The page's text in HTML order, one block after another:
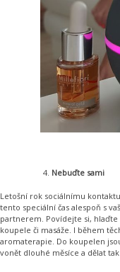
Nebuďte sami
Letošní rok sociálnímu
tento speciální čas alespoň s
partnerem. Povídejte si,
koupele či masáže. I během
aromaterapie. Do koupelen
vonět dlouhé měsíce a dělat